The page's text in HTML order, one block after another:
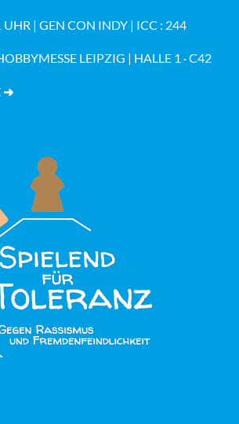
UHR | GEN CON INDY | ICC : 244
LEIPZIG | HALLE 1 · C42
➜